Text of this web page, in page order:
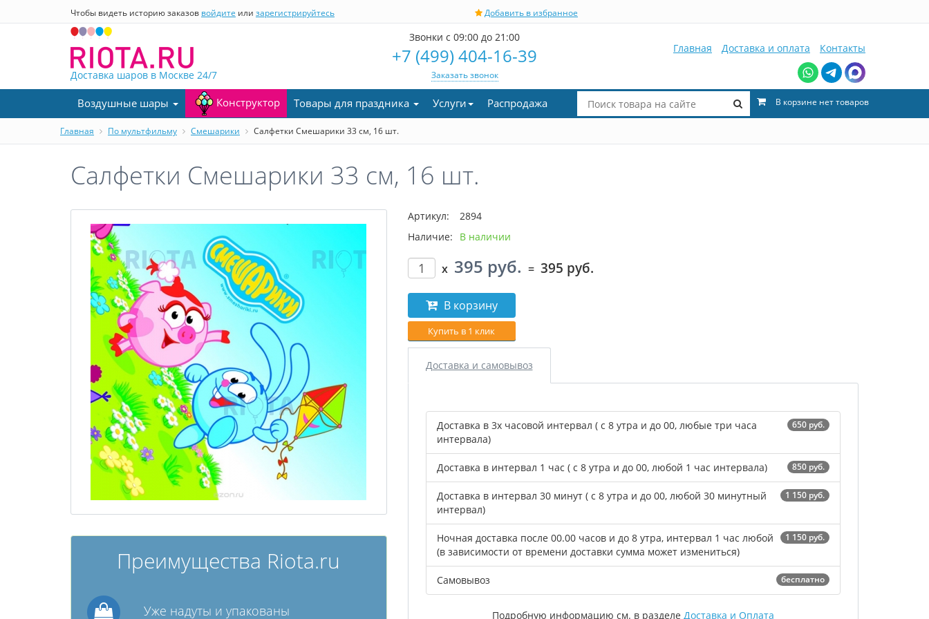
Чтобы видеть историю заказов войдите или зарегистрируйтесь Добавить в избранное
Доставка шаров в Москве 24/7
Звонки с 09:00 до 21:00
+7 (499) 404-16-39
Заказать звонок
Главная Доставка и оплата Контакты
В корзине нет товаров
Воздушные шары Конструктор Товары для праздника Услуги Распродажа
Главная По мультфильму Смешарики Салфетки Смешарики 33 см, 16 шт.
Салфетки Смешарики 33 см, 16 шт.
Преимущества Riota.ru
Уже надуты и упакованы
Артикул:
2894
Наличие:
В наличии
x 395 руб. = 395 руб.
В корзину
Купить в 1 клик
Доставка и самовывоз
650 руб.
Доставка в 3х часовой интервал ( с 8 утра и до 00, любые три часа
интервала)
850 руб.
Доставка в интервал 1 час ( с 8 утра и до 00, любой 1 час интервала)
1 150 руб.
Доставка в интервал 30 минут ( с 8 утра и до 00, любой 30 минутный
интервал)
1 150 руб.
Ночная доставка после 00.00 часов и до 8 утра, интервал 1 час любой
(в зависимости от времени доставки сумма может измениться)
бесплатно
Самовывоз
Подробную информацию см. в разделе Доставка и Оплата